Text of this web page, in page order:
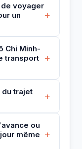
voyager
un
+
Chi Minh-
transport
+
du trajet
+
ou
même +